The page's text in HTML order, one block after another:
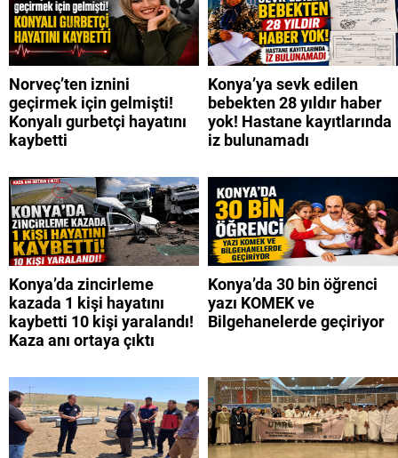
Norveç’ten iznini
geçirmek için gelmişti!
Konyalı gurbetçi hayatını
kaybetti
Konya’ya sevk edilen
bebekten 28 yıldır haber
yok! Hastane kayıtlarında
iz bulunamadı
Konya’da zincirleme
kazada 1 kişi hayatını
kaybetti 10 kişi yaralandı!
Kaza anı ortaya çıktı
Konya’da 30 bin öğrenci
yazı KOMEK ve
Bilgehanelerde geçiriyor